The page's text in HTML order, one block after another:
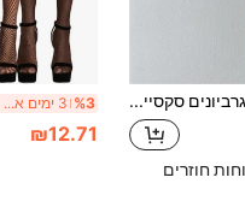
1pc גרביונים סקסיים חדשים וינטג', גרביונים לבנים אקארד פרחוניים, גרביונים רשת תחרה חלולים, גרביונים אביב/קיץ לשמלה, למתנה לחג המולד
חוזרים
%3 3 ימים אחרונים
₪12.71